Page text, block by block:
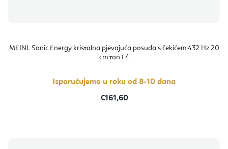
MEINL Sonic Energy kristalna pjevajuća posuda s čekićem 432 Hz 20
cm ton F4
Isporučujemo u roku od 8-10 dana
€161,60